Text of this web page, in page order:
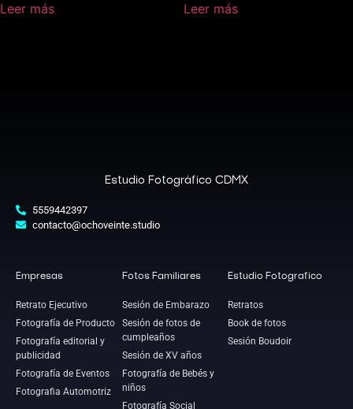
Leer más Leer más
Estudio Fotográfico CDMX
5559442397
contacto@ochoveinte.studio
Empresas
Retrato Ejecutivo
Fotografía de Producto
Fotografía editorial y
publicidad
Fotografía de Eventos
Fotografia Automotriz
Fotos Familiares
Sesión de Embarazo
Sesión de fotos de
cumpleaños
Sesión de XV años
Fotografía de Bebés y
niños
Fotografía Social
Estudio Fotografico
Retratos
Book de fotos
Sesión Boudoir